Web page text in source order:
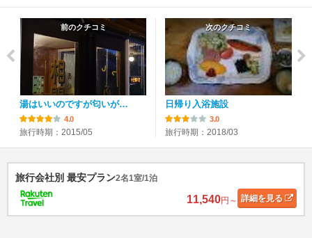
前のクチコミ
湯はいいのですが匂いが…
4.0
旅行時期：2015/05
次のクチコミ
日帰り入浴施設
3.0
旅行時期：2018/03
旅行会社別 最安プラン2名1室/1泊
11,540円～ 詳細を見る